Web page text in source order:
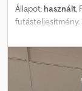
Állapot: használt,
futásteljesítmény:
3 500 kg,
4x2, szín:
2
Felszereltség: